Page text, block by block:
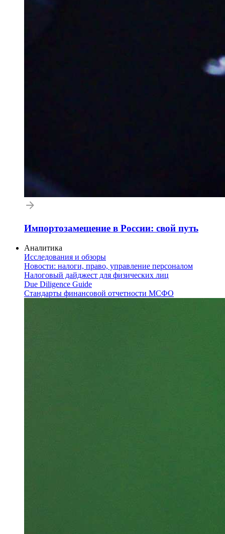
Импортозамещение в России: свой путь
Аналитика
Исследования и обзоры
Новости: налоги, право, управление персоналом
Налоговый дайджест для физических лиц
Due Diligence Guide
Стандарты финансовой отчетности МСФО